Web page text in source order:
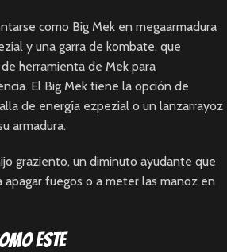
como Big Mek en megaarmadura
y una garra de kombate, que
herramienta de Mek para
El Big Mek tiene la opción de
de energía ezpezial o un lanzarrayoz
armadura.
graziento, un diminuto ayudante que
apagar fuegos o a meter las manoz en
este